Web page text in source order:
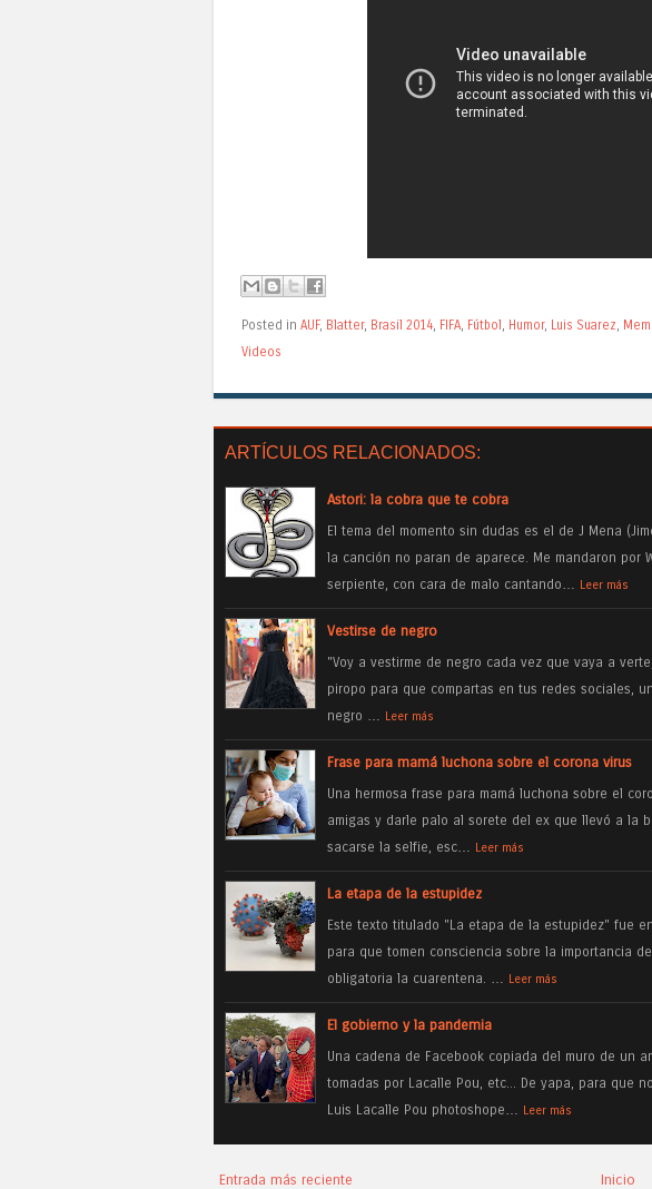
Posted in AUF, Blatter, Brasil 2014 FIFA Fútbol Humor, Luis Suarez
Videos
ARTÍCULOS RELACIONADOS:
Astori: la cobra que te cobra
El tema del momento sin dudas es el de J Mena
la canción no paran de aparece. Me mandaron por
serpiente, con cara de malo cantando…
Leer más
Vestirse de negro
"Voy a vestirme de negro cada vez que vaya a
piropo para que compartas en tus redes sociales,
negro …
Leer más
Frase para mamá luchona sobre el corona virus
Una hermosa frase para mamá luchona sobre el
amigas y darle palo al sorete del ex que llevó a la
sacarse la selfie, esc…
Leer más
La etapa de la estupidez
Este texto titulado "La etapa de la estupidez" fue
para que tomen consciencia sobre la importancia
obligatoria la cuarentena. …
Leer más
El gobierno y la pandemia
Una cadena de Facebook copiada del muro de un
tomadas por Lacalle Pou, etc... De yapa, para que
Luis Lacalle Pou photoshope…
Leer más
Entrada más reciente Inicio